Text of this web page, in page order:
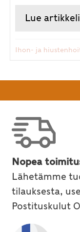
Lue artikkeli
Ihon- ja
Nopea
Lähetämme
tilauksesta,
Postituskulut